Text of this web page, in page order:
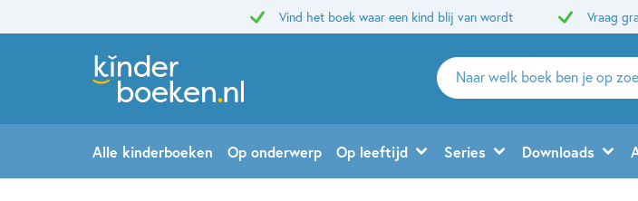
Vind het boek waar een kind blij van wordt Vraag
Zoeken
naar
en
uitgevers
Alle kinderboeken Op onderwerp Op leeftijd Series Downloads